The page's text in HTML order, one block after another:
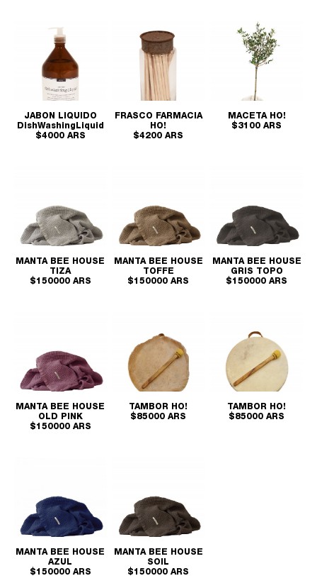
JABON LIQUIDO
DishWashingLiquid
$4000 ARS
FRASCO FARMACIA
HO!
$4200 ARS
MACETA HO!
$3100 ARS
MANTA BEE HOUSE
TIZA
$150000 ARS
MANTA BEE HOUSE
TOFFE
$150000 ARS
MANTA BEE HOUSE
GRIS TOPO
$150000 ARS
MANTA BEE HOUSE
OLD PINK
$150000 ARS
TAMBOR HO!
$85000 ARS
TAMBOR HO!
$85000 ARS
MANTA BEE HOUSE
AZUL
$150000 ARS
MANTA BEE HOUSE
SOIL
$150000 ARS